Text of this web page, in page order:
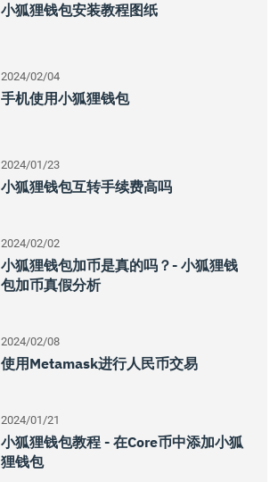
小狐狸钱包安装教程图纸
2024/02/04
手机使用小狐狸钱包
2024/01/23
小狐狸钱包互转手续费高吗
2024/02/02
小狐狸钱包加币是真的吗？- 小狐狸钱
包加币真假分析
2024/02/08
使用Metamask进行人民币交易
2024/01/21
小狐狸钱包教程 - 在core币中添加小狐
狸钱包